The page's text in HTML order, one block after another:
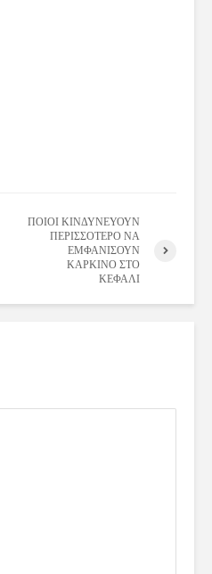
ΠΟΙΟΙ ΚΙΝΔΥΝΕΥΟΥΝ
ΠΕΡΙΣΣΟΤΕΡΟ ΝΑ
ΕΜΦΑΝΙΣΟΥΝ
ΚΑΡΚΙΝΟ ΣΤΟ
ΚΕΦΑΛΙ